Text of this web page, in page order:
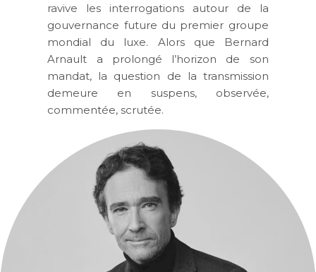
ravive les interrogations autour de la
gouvernance future du premier groupe
mondial du luxe. Alors que Bernard
Arnault a prolongé l’horizon de son
mandat, la question de la transmission
demeure en suspens, observée,
commentée, scrutée.